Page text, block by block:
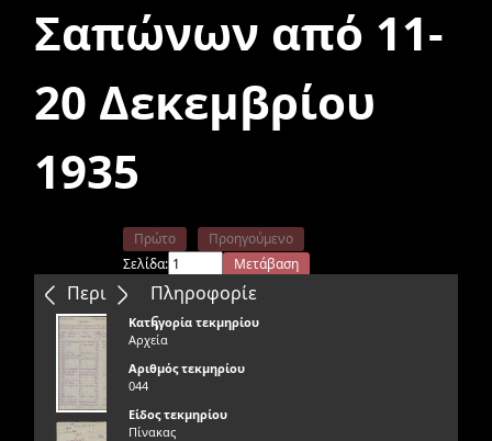
Σαπώνων από 11-
20 Δεκεμβρίου
1935
Περιεχόμενα
Πρώτο
Προηγούμενο
Σελίδα:
Μετάβαση
Επόμενο
Τελευταίο
Πληροφορίε
ς
Κατηγορία τεκμηρίου
Αρχεία
Αριθμός τεκμηρίου
044
Είδος τεκμηρίου
Πίνακας